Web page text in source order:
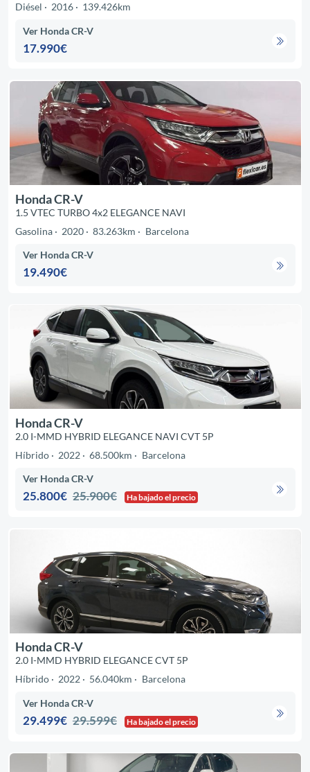
Diésel
2016 139.426km
Ver Honda CR-V
17.990€
Honda CR-V
1.5 VTEC TURBO 4x2 ELEGANCE NAVI
Gasolina
2020 83.263km Barcelona
Ver Honda CR-V
19.490€
Honda CR-V
2.0 I-MMD HYBRID ELEGANCE NAVI CVT 5P
Híbrido
2022 68.500km Barcelona
Ver Honda CR-V
25.800€ 25.900€ Ha bajado el precio
Honda CR-V
2.0 I-MMD HYBRID ELEGANCE CVT 5P
Híbrido
2022 56.040km Barcelona
Ver Honda CR-V
29.499€ 29.599€ Ha bajado el precio